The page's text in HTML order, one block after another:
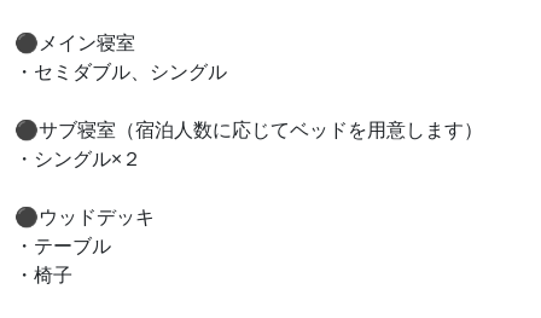
⚫︎メイン寝室
・セミダブル、シングル
⚫︎サブ寝室（宿泊人数に応じてベッドを用意します）
・シングル×２
⚫︎ウッドデッキ
・テーブル
・椅子